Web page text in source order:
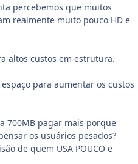
percebemos que muitos
realmente muito pouco HD e
altos custos em estrutura.
para aumentar os custos
700MB pagar mais porque
os usuários pesados?
de quem USA POUCO e